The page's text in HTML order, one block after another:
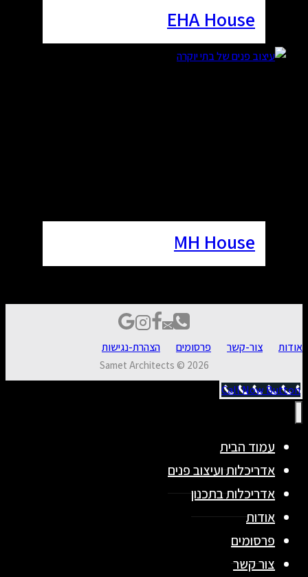
EHA House
MH House
אודות צור-קשר פרסומים הצהרת-נגישות
Samet Architects © 2026
Call Now Button
עמוד הבית
אדריכלות ועיצוב פנים
אדריכלות בתכנון
אודות
פרסומים
צור קשר